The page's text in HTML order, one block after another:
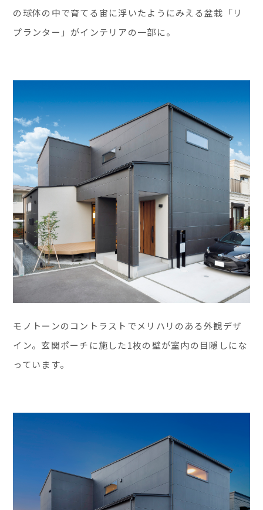
の球体の中で育てる宙に浮いたようにみえる盆栽「リ
プランター」がインテリアの一部に。
モノトーンのコントラストでメリハリのある外観デザ
イン。玄関ポーチに施した1枚の壁が室内の目隠しにな
っています。